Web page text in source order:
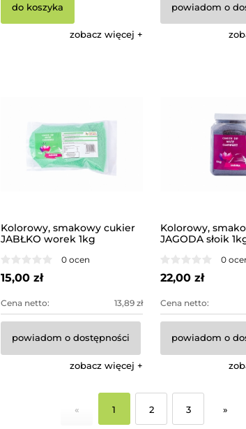
do koszyka
zobacz więcej
powiadom o
Kolorowy, smakowy cukier
JABŁKO worek 1kg
0 ocen
15,00 zł
Cena netto: 13,89 zł
powiadom o dostępności
zobacz więcej
Kolorowy,
JAGODA słoik
0
22,00 zł
Cena netto:
powiadom o
« 1 2 3 »